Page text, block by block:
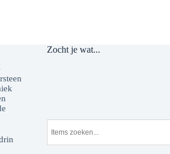
Zocht je wat...